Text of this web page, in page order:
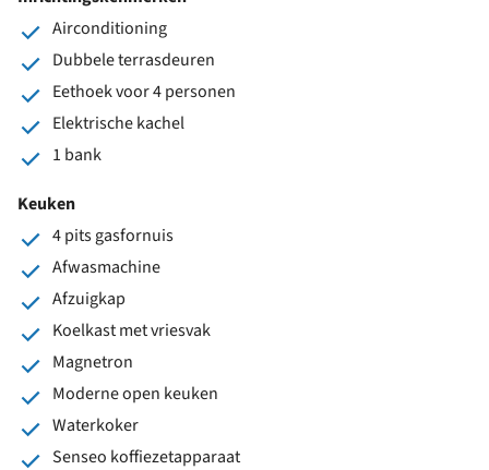
Airconditioning
Dubbele terrasdeuren
Eethoek voor 4 personen
Elektrische kachel
1 bank
Keuken
4 pits gasfornuis
Afwasmachine
Afzuigkap
Koelkast met vriesvak
Magnetron
Moderne open keuken
Waterkoker
Senseo koffiezetapparaat